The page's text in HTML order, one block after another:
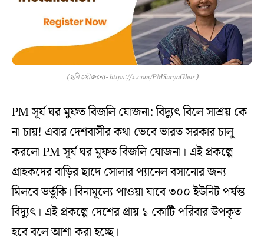
(ছবি সৌজন্যে- https://x.com/PMSuryaGhar)
PM সূর্য ঘর মুফত বিজলি যোজনা: বিদ্যুৎ বিলে সাশ্রয় কে
না চায়! এবার দেশবাসীর কথা ভেবে ভারত সরকার চালু
করলো PM সূর্য ঘর মুফত বিজলি যোজনা। এই প্রকল্পে
গ্রাহকদের বাড়ির ছাদে সোলার প্যানেল বসানোর জন্য
মিলবে ভর্তুকি। বিনামূল্যে পাওয়া যাবে ৩০০ ইউনিট পর্যন্ত
বিদ্যুৎ। এই প্রকল্পে দেশের প্রায় ১ কোটি পরিবার উপকৃত
হবে বলে আশা করা হচ্ছে।